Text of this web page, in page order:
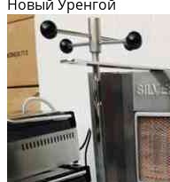
Новый Уренгой